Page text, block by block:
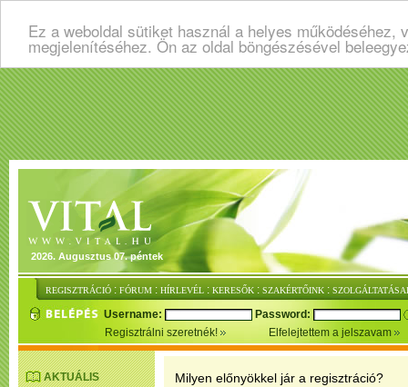
Ez a weboldal sütiket használ a helyes
megjelenítéséhez. Ön az oldal böngészésével
2026. Augusztus 07. péntek
REGISZTRÁCIÓ : FÓRUM : HÍRLEVÉL : KERESŐK : SZAKÉRTŐINK :
Username:
Password:
Regisztrálni szeretnék!
Elfelejtettem a jelszavam
AKTUÁLIS
Milyen előnyökkel jár a regisztráció?